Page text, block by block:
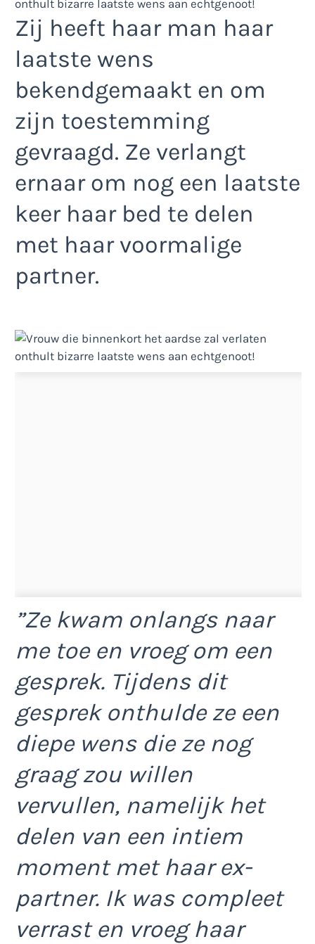
Zij heeft haar man haar
laatste wens
bekendgemaakt en om
zijn toestemming
gevraagd. Ze verlangt
ernaar om nog een laatste
keer haar bed te delen
met haar voormalige
partner.
”Ze kwam onlangs naar
me toe en vroeg om een
gesprek. Tijdens dit
gesprek onthulde ze een
diepe wens die ze nog
graag zou willen
vervullen, namelijk het
delen van een intiem
moment met haar ex-
partner. Ik was compleet
verrast en vroeg haar